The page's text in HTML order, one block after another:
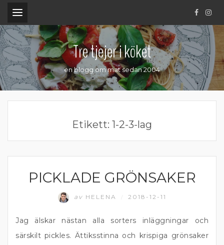
.
Tre tjejer i köket
en blogg om mat sedan 2004
Etikett: 1-2-3-lag
PICKLAT
PICKLADE GRÖNSAKER
av HELENA 2018-12-11
Jag älskar nästan alla sorters inläggningar och
särskilt pickles. Ättiksstinna och krispiga grönsaker